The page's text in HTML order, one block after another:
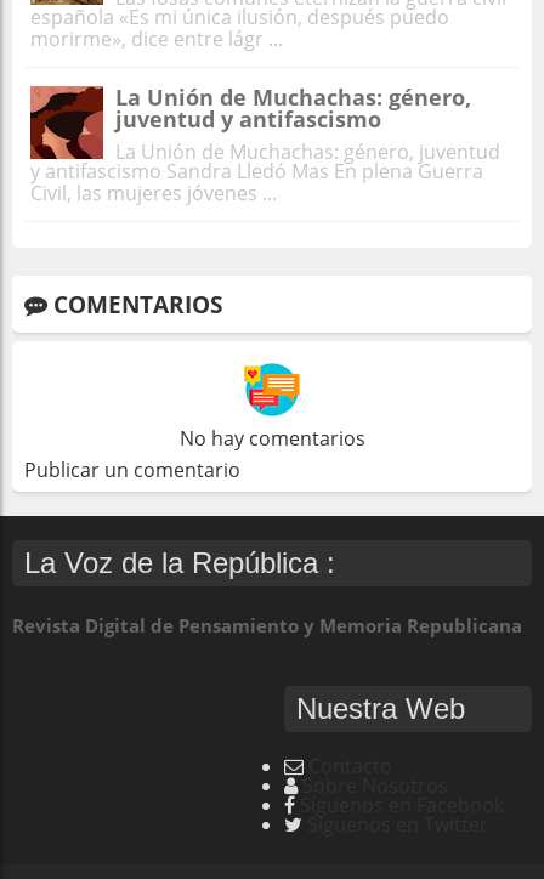
española «Es mi única ilusión, después puedo
morirme», dice entre lágr ...
La Unión de Muchachas: género,
juventud y antifascismo
La Unión de Muchachas: género, juventud
y antifascismo Sandra Lledó Mas En plena Guerra
Civil, las mujeres jóvenes ...
COMENTARIOS
No hay comentarios
Publicar un comentario
La Voz de la República :
Revista Digital de Pensamiento y Memoria Republicana
Nuestra Web